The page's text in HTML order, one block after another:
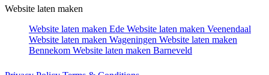
Website laten maken
Website laten maken Ede Website laten maken Veenendaal
Website laten maken Wageningen Website laten maken
Bennekom Website laten maken Barneveld